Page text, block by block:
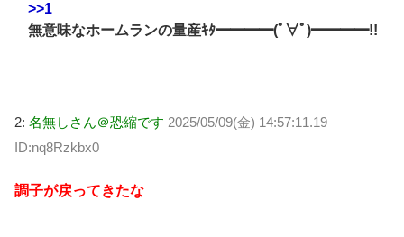
>>1
無意味なホームランの量産ｷﾀ━━━━(ﾟ∀ﾟ)━━━━!!
2: 名無しさん＠恐縮です 2025/05/09(金) 14:57:11.19
ID:nq8Rzkbx0
調子が戻ってきたな